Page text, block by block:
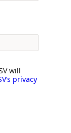
will
privacy